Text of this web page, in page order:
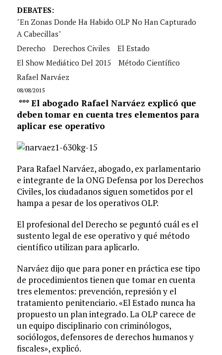
DEBATES:
"En Zonas Donde Ha Habido OLP No Han Capturado
A Cabecillas"
Derecho
Derechos Civiles
El Estado
El Show Mediático Del 2015
Método Científico
Rafael Narváez
08/08/2015
*** El abogado Rafael Narváez explicó que
deben tomar en cuenta tres elementos para
aplicar ese operativo
Para Rafael Narváez, abogado, ex parlamentario
e integrante de la ONG Defensa por los Derechos
Civiles, los ciudadanos siguen sometidos por el
hampa a pesar de los operativos OLP.
El profesional del Derecho se peguntó cuál es el
sustento legal de ese operativo y qué método
científico utilizan para aplicarlo.
Narváez dijo que para poner en práctica ese tipo
de procedimientos tienen que tomar en cuenta
tres elementos: prevención, represión y el
tratamiento penitenciario. «El Estado nunca ha
propuesto un plan integrado. La OLP carece de
un equipo disciplinario con criminólogos,
sociólogos, defensores de derechos humanos y
fiscales», explicó.